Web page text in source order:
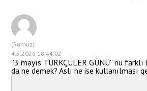
(Rumuz)
4.5.2026 18:44:02
''3 mayıs TÜRKÇÜLER GÜNÜ'' nü
da ne demek? Aslı ne ise kullanılması